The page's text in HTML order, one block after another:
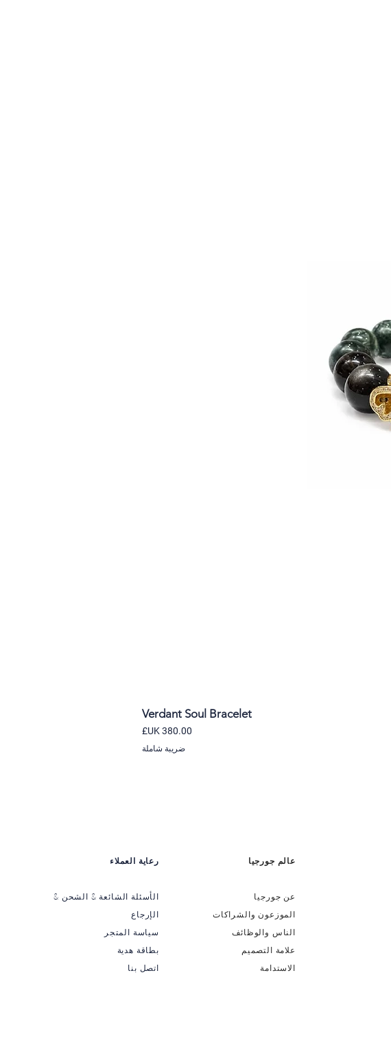
Verdant Soul Bracelet
السعر
ضريبة شاملة
رعاية العملاء
الأسئلة الشائعة & الشحن &
الإرجاع
سياسة المتجر
بطاقة هدية
اتصل بنا
عالم جورجيا
عن جورجيا
الموزعون والشراكات
الناس والوظائف
علامة التصميم
الاستدامة